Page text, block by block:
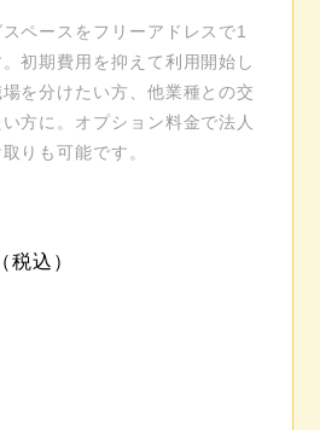
ペースをフリーアドレスで1
初期費用を抑えて利用開始し
を分けたい方、他業種との交
方に。オプション料金で法人
りも可能です。
込）